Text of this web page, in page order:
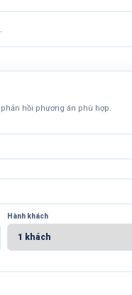
hồi phương án phù hợp.
Hành khách